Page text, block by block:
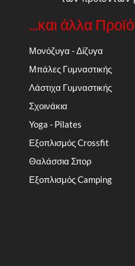
...και άλλα
Μονόζυγα - Δίζυγα
Μπάλες Γυμναστικής
Λάστιχα Γυμναστικής
Σχοινάκια
Yoga - Pilates
Εξοπλισμός Crossfit
Θαλάσσια Σπορ
Εξοπλισμός Camping